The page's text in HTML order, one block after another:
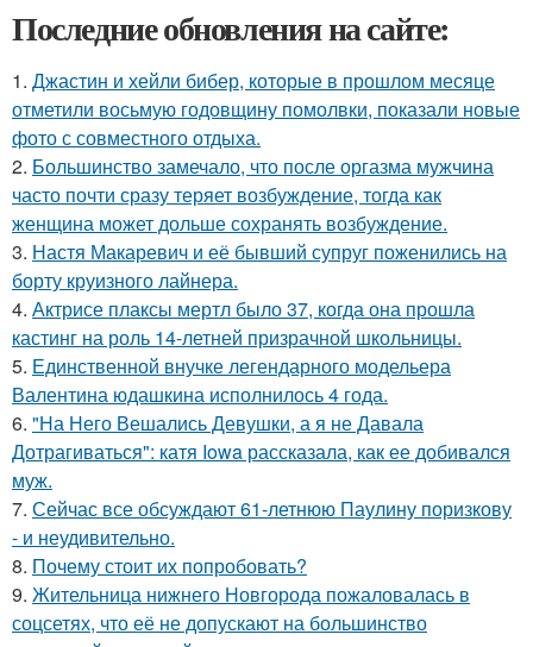
Последние обновления на сайте:
1. Джастин и хейли бибер, которые в прошлом месяце
отметили восьмую годовщину помолвки, показали новые
фото с совместного отдыха.
2. Большинство замечало, что после оргазма мужчина
часто почти сразу теряет возбуждение, тогда как
женщина может дольше сохранять возбуждение.
3. Настя Макаревич и её бывший супруг поженились на
борту круизного лайнера.
4. Актрисе плаксы мертл было 37, когда она прошла
кастинг на роль 14-летней призрачной школьницы.
5. Единственной внучке легендарного модельера
Валентина юдашкина исполнилось 4 года.
6. "На Него Вешались Девушки, а я не Давала
Дотрагиваться": катя Iowa рассказала, как ее добивался
муж.
7. Сейчас все обсуждают 61-летнюю Паулину поризкову
- и неудивительно.
8. Почему стоит их попробовать?
9. Жительница нижнего Новгорода пожаловалась в
соцсетях, что её не допускают на большинство